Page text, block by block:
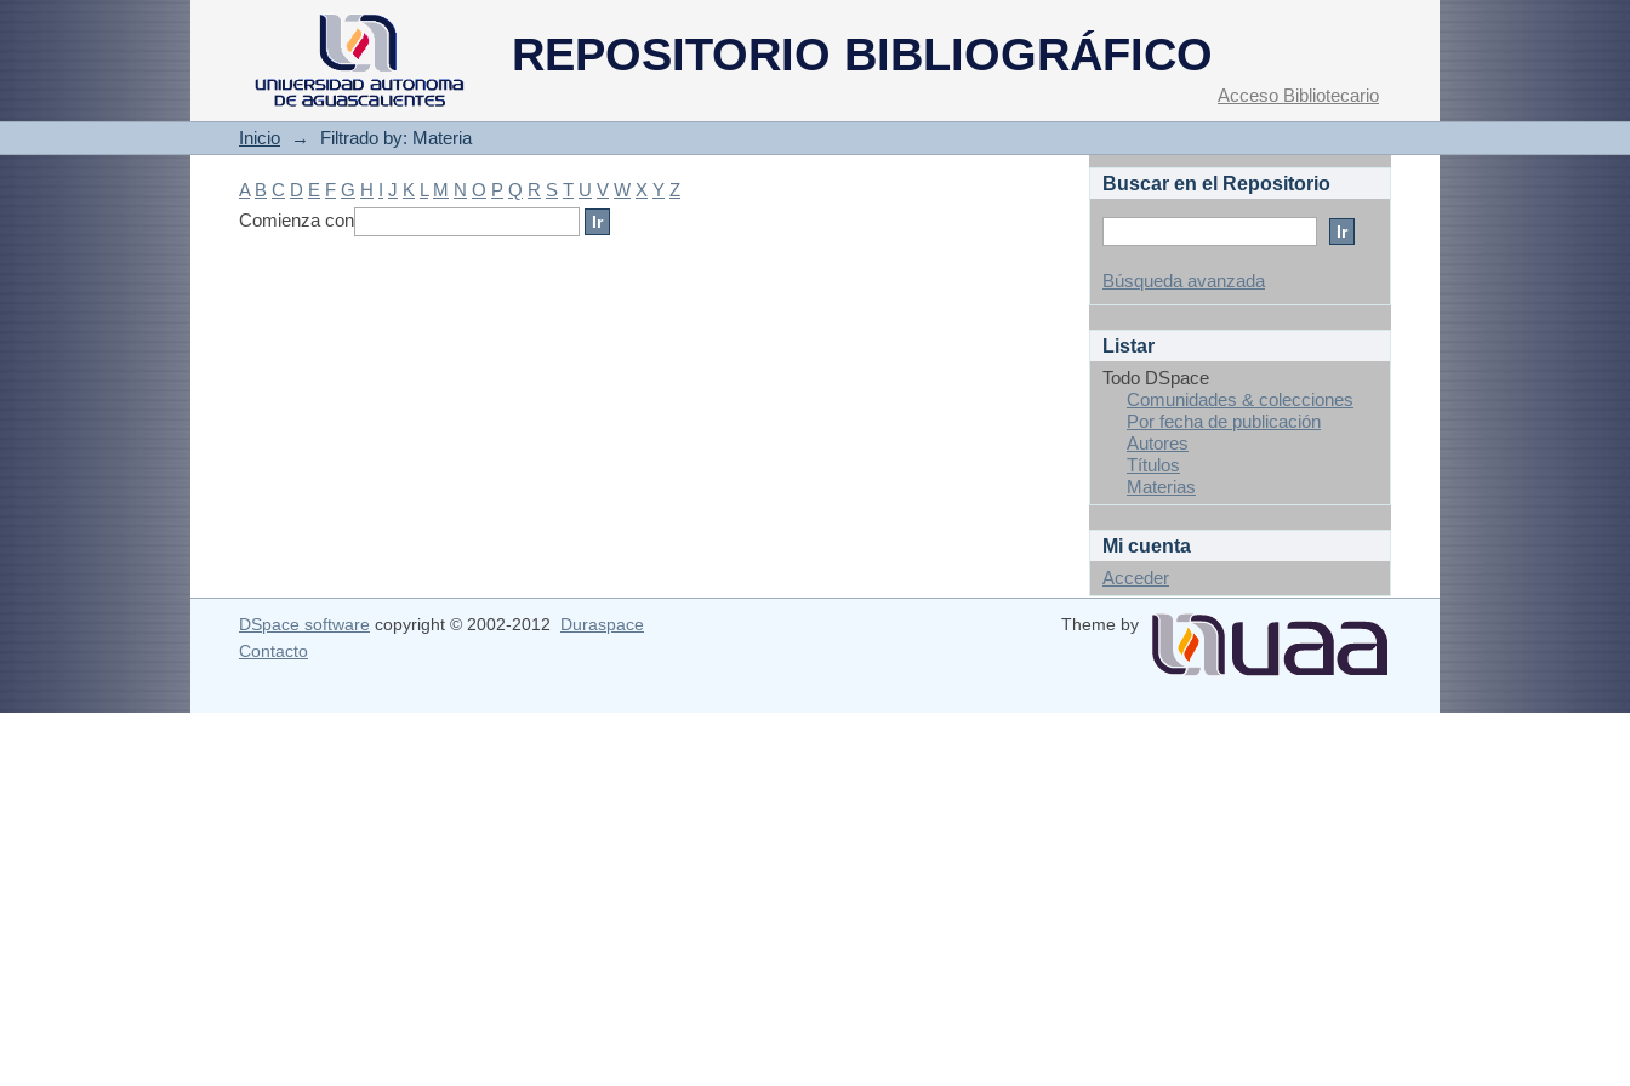
REPOSITORIO BIBLIOGRÁFICO
Filtrado by: Materia
Acceso Bibliotecario
Inicio → Filtrado by: Materia
A B C D E F G H I J K L M N O P Q R S T U V W X Y Z
Comienza con
Buscar en el Repositorio
Búsqueda avanzada
Listar
Todo DSpace
Comunidades & colecciones
Por fecha de publicación
Autores
Títulos
Materias
Mi cuenta
Acceder
DSpace software copyright © 2002-2012 Duraspace
Theme by
Contacto